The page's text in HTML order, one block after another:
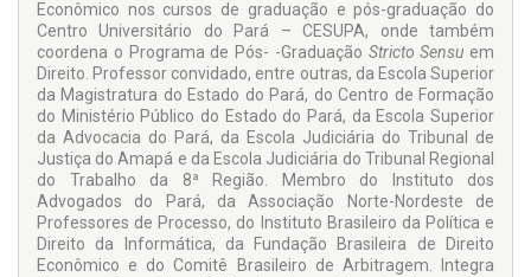
Econômico nos cursos de graduação e pós-graduação do
Centro Universitário do Pará – CESUPA, onde também
coordena o Programa de Pós- -Graduação Stricto Sensu em
Direito. Professor convidado, entre outras, da Escola Superior
da Magistratura do Estado do Pará, do Centro de Formação
do Ministério Público do Estado do Pará, da Escola Superior
da Advocacia do Pará, da Escola Ju­diciária do Tribunal de
Justiça do Amapá e da Escola Judiciária do Tribunal Regional
do Trabalho da 8ª Região. Membro do Insti­tuto dos
Advogados do Pará, da Associação Norte-Nordeste de
Professores de Processo, do Instituto Brasileiro da Política e
Direito da Informática, da Fundação Brasileira de Direito
Econômico e do Comitê Brasilei­ro de Arbitragem. Integra